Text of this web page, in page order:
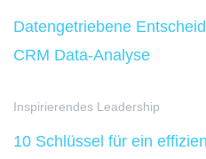
Datengetriebene
CRM Data-Analyse
Inspirierendes Leadership
10 Schlüssel für ein